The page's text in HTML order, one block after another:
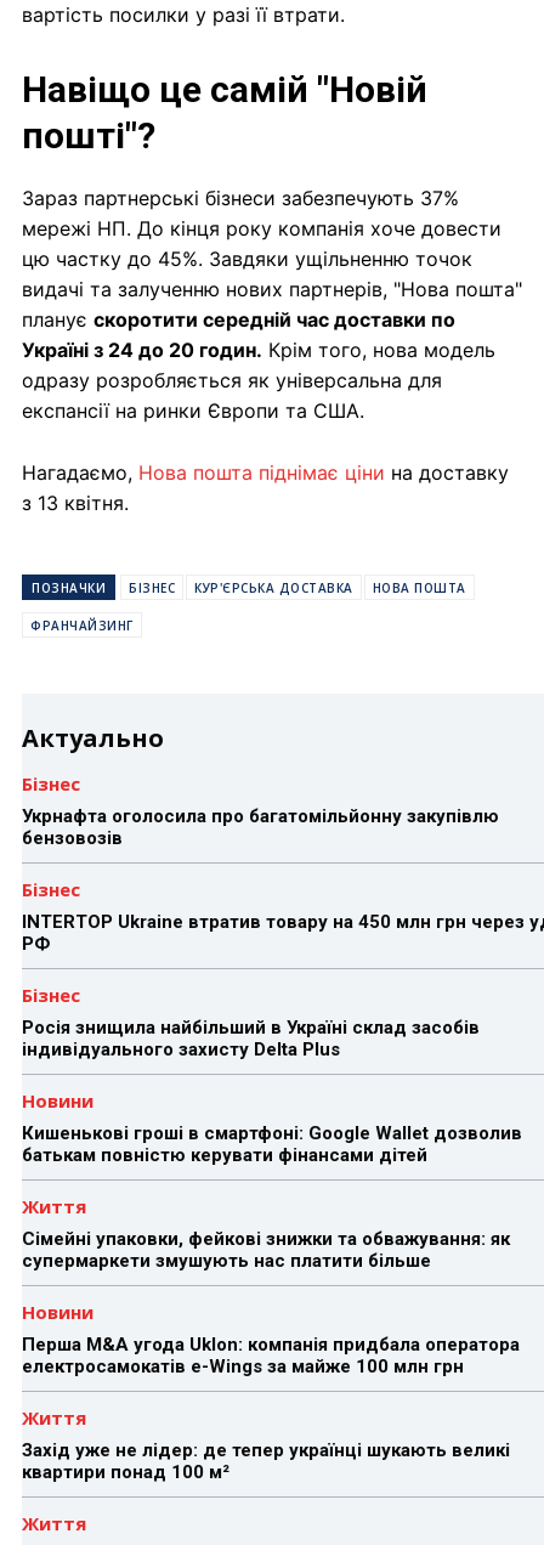
вартість посилки у разі її втрати.
Навіщо це самій "Новій
пошті"?
Зараз партнерські бізнеси забезпечують 37%
мережі НП. До кінця року компанія хоче довести
цю частку до 45%. Завдяки ущільненню точок
видачі та залученню нових партнерів, "Нова пошта"
планує скоротити середній час доставки по
Україні з 24 до 20 годин. Крім того, нова модель
одразу розробляється як універсальна для
експансії на ринки Європи та США.
Нагадаємо, Нова пошта піднімає ціни на доставку
з 13 квітня.
ПОЗНАЧКИ БІЗНЕС КУР'ЄРСЬКА ДОСТАВКА НОВА ПОШТА
ФРАНЧАЙЗИНГ
Актуально
Бізнес
Укрнафта оголосила про багатомільйонну закупівлю
бензовозів
Бізнес
INTERTOP Ukraine втратив товару на 450 млн грн через
РФ
Бізнес
Росія знищила найбільший в Україні склад засобів
індивідуального захисту Delta Plus
Новини
Кишенькові гроші в смартфоні: Google Wallet дозволив
батькам повністю керувати фінансами дітей
Життя
Сімейні упаковки, фейкові знижки та обважування: як
супермаркети змушують нас платити більше
Новини
Перша M&A угода Uklon: компанія придбала оператора
електросамокатів e-Wings за майже 100 млн грн
Життя
Захід уже не лідер: де тепер українці шукають великі
квартири понад 100 м²
Життя